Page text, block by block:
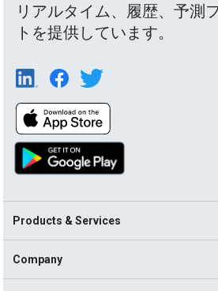
リアルタイム、履歴、予測
トを提供しています。
Products & Services
Company